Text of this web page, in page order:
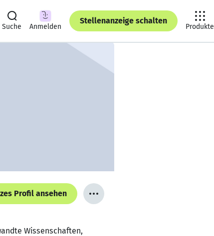
Suche Anmelden
Stellenanzeige schalten
Produkte
Profil ansehen
Wissenschaften,